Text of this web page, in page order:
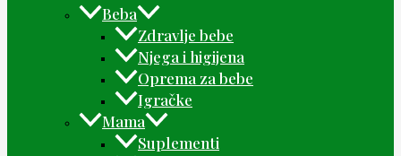
Beba
Zdravlje bebe
Njega i higijena
Oprema za bebe
Igračke
Mama
Suplementi